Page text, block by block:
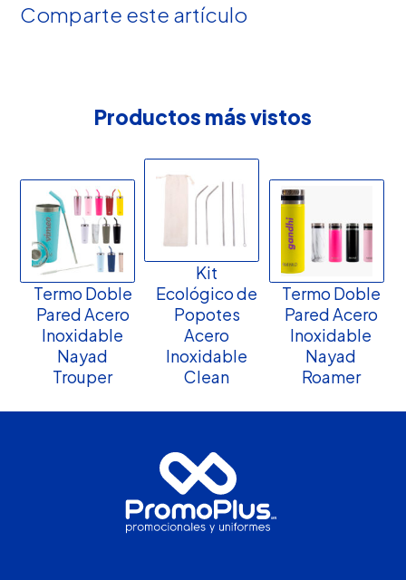
Comparte este artículo
Productos más vistos
Termo Doble
Pared Acero
Inoxidable
Nayad
Trouper
Kit
Ecológico de
Popotes
Acero
Inoxidable
Clean
Termo Doble
Pared Acero
Inoxidable
Nayad
Roamer